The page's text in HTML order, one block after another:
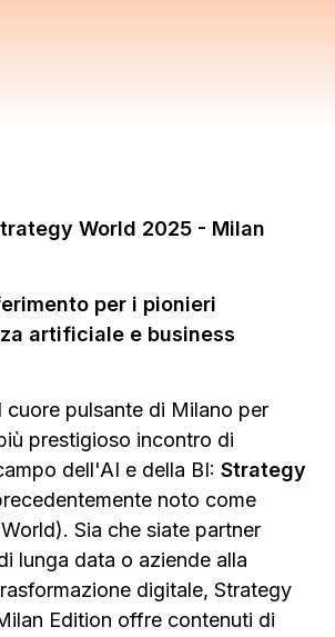
World 2025 - Milan
per i pionieri
artificiale e business
cuore pulsante di Milano per
prestigioso incontro di
dell'AI e della BI: Strategy
noto come
Sia che siate partner
lunga data o aziende alla
digitale, Strategy
Edition offre contenuti di